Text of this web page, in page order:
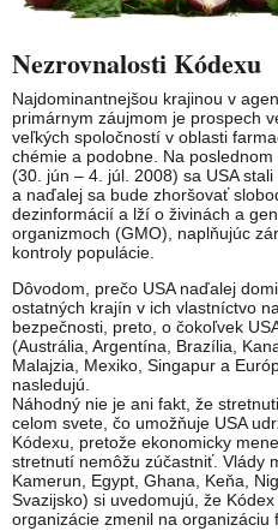
Nezrovnalosti Kódexu
Najdominantnejšou krajinou v
primárnym záujmom je prospech
veľkých spoločností v oblasti
chémie a podobne. Na
(30. jún – 4. júl. 2008) sa USA
a naďalej sa bude zhoršovať
dezinformácií a lží o živinách a
organizmoch (GMO), naplňujúc
kontroly populácie.
Dôvodom, prečo USA naďalej
ostatných krajín v ich vlastníctvo
bezpečnosti, preto, o čokoľvek
(Austrália, Argentína, Brazília,
Malajzia, Mexiko, Singapur a
nasledujú.
Náhodný nie je ani fakt, že
celom svete, čo umožňuje USA
Kódexu, pretože ekonomicky
stretnutí nemôžu zúčastniť. Vlády
Kamerun, Egypt, Ghana, Keňa,
Svazijsko) si uvedomujú, že
organizácie zmenil na organizáciu